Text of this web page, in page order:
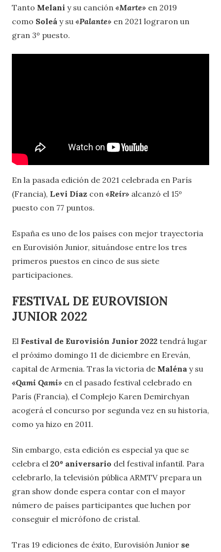
Tanto Melani y su canción «Marte» en 2019
como Soleá y su «Palante» en 2021 lograron un
gran 3º puesto.
En la pasada edición de 2021 celebrada en París
(Francia), Levi Díaz con «Reír» alcanzó el 15º
puesto con 77 puntos.
España es uno de los países con mejor trayectoria
en Eurovisión Junior, situándose entre los tres
primeros puestos en cinco de sus siete
participaciones.
FESTIVAL DE EUROVISION
JUNIOR 2022
El Festival de Eurovisión Junior 2022 tendrá lugar
el próximo domingo 11 de diciembre en Ereván,
capital de Armenia. Tras la victoria de Maléna y su
«Qami Qami» en el pasado festival celebrado en
París (Francia), el Complejo Karen Demirchyan
acogerá el concurso por segunda vez en su historia,
como ya hizo en 2011.
Sin embargo, esta edición es especial ya que se
celebra el 20º aniversario del festival infantil. Para
celebrarlo, la televisión pública ARMTV prepara un
gran show donde espera contar con el mayor
número de países participantes que luchen por
conseguir el micrófono de cristal.
Tras 19 ediciones de éxito, Eurovisión Junior se